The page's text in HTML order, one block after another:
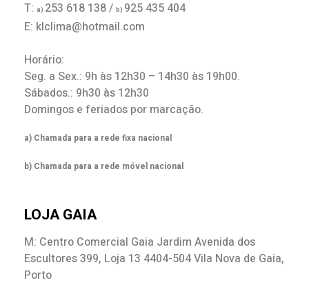
T: a) 253 618 138 / b) 925 435 404
E: klclima@hotmail.com
Horário:
Seg. a Sex.: 9h às 12h30 – 14h30 às 19h00.
Sábados.: 9h30 às 12h30
Domingos e feriados por marcação.
a) Chamada para a rede fixa nacional
b) Chamada para a rede móvel nacional
LOJA GAIA
M: Centro Comercial Gaia Jardim Avenida dos
Escultores 399, Loja 13 4404-504 Vila Nova de Gaia,
Porto